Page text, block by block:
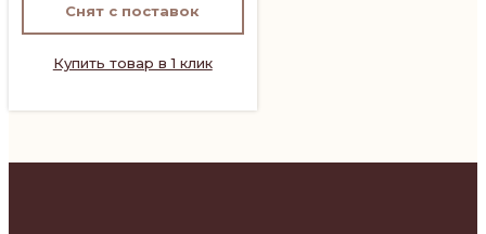
Снят с поставок
Купить товар в 1 клик